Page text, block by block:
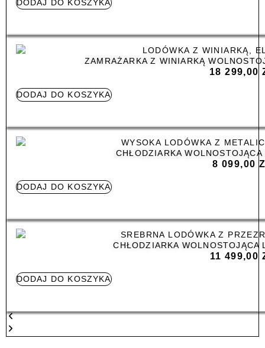
DODAJ DO KOSZYKA
ZAMRAŻARKA Z WINIARKĄ
18 299,00
DODAJ DO KOSZYKA
CHŁODZIARKA
8 099,00
DODAJ DO KOSZYKA
CHŁODZIARKA
11 499,00
DODAJ DO KOSZYKA